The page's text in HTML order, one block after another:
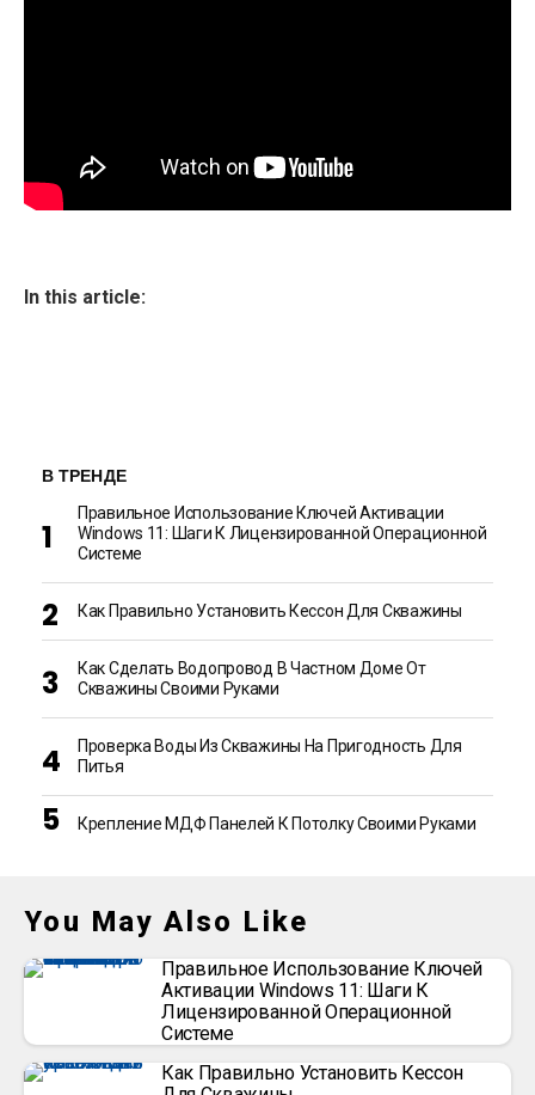
In this article:
В ТРЕНДЕ
Правильное Использование Ключей Активации
Windows 11: Шаги К Лицензированной Операционной
Системе
Как Правильно Установить Кессон Для Скважины
Как Сделать Водопровод В Частном Доме От
Скважины Своими Руками
Проверка Воды Из Скважины На Пригодность Для
Питья
Крепление МДФ Панелей К Потолку Своими Руками
You May Also Like
Правильное Использование Ключей
Активации Windows 11: Шаги К
Лицензированной Операционной
Системе
Как Правильно Установить Кессон